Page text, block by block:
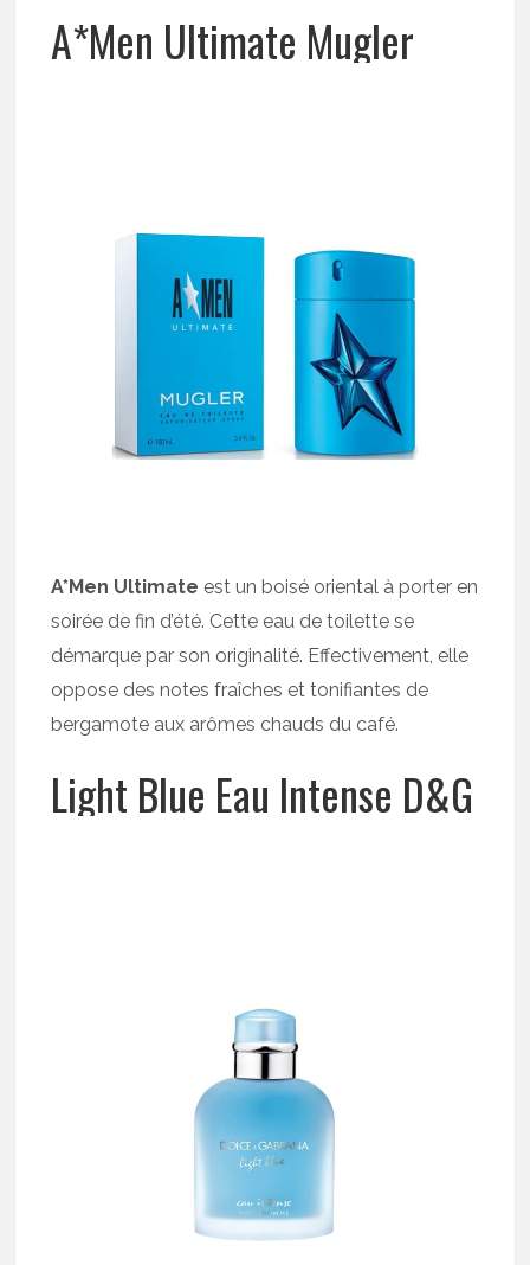
A*Men Ultimate Mugler
A*Men Ultimate est un boisé oriental à porter en
soirée de fin d’été. Cette eau de toilette se
démarque par son originalité. Effectivement, elle
oppose des notes fraîches et tonifiantes de
bergamote aux arômes chauds du café.
Light Blue Eau Intense D&G